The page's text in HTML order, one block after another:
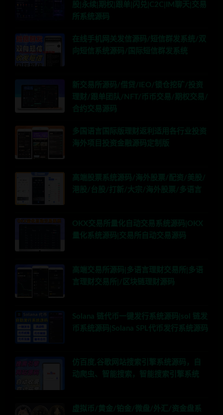
股|永续|期权|跟单|闪兑|C2C|IM聊天|交易
所系统源码
在线手机网关发信源码/短信群发系统/双
向短信系统源码/国际短信群发系统
新交易所源码/借贷/IEO/锁仓挖矿/投资
理财/跟单团队/NFT/币币交易/期权交易/
合约交易源码
多国语言国际版理财返利适用各行业投资
海外项目投资金融源码定制版
高端股票系统源码/海外股票/配资/美股/
港股/台股/打新/大宗/海外股票/多语言
OKX交易所量化自动交易系统源码|OKX
量化系统源码|交易所自动交易源码
高端交易所源码|多语言理财交易所|多语
言理财交易所|/区块链理财源码
Solana 链代币一键发行系统源码|sol 链发
币系统源码|Solana SPL代币发行系统源码
仿百度,谷歌网站搜索引擎系统源码，自
动爬虫、智能搜索，智能搜索引擎系统
虚拟币/黄金/铂金/微盘/外汇/资金盘系